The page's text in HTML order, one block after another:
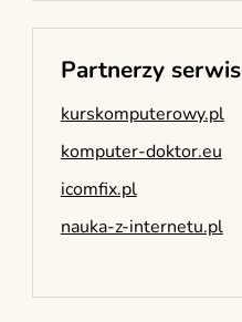
Partnerzy
kurskomputerowy.pl
komputer-doktor.eu
icomfix.pl
nauka-z-internetu.pl